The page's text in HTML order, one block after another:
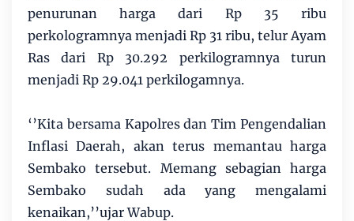
penurunan harga dari Rp 35 ribu
perkologramnya menjadi Rp 31 ribu, telur Ayam
Ras dari Rp 30.292 perkilogramnya turun
menjadi Rp 29.041 perkilogamnya.
‘’Kita bersama Kapolres dan Tim Pengendalian
Inflasi Daerah, akan terus memantau harga
Sembako tersebut. Memang sebagian harga
Sembako sudah ada yang mengalami
kenaikan,’’ujar Wabup.